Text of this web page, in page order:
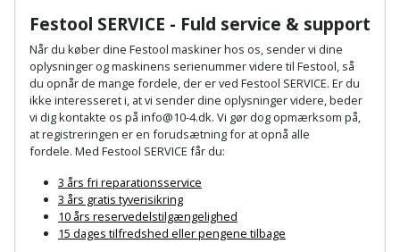
Tagpladeværktøj
Trekantsliber
Trekantslibertilbehør
Vægscanner
Varmekanon
Varmepistol
Festool SERVICE - Fuld service & support
Når du køber dine Festool maskiner hos os, sender vi dine
oplysninger og maskinens serienummer videre til Festool, så
du opnår de mange fordele, der er ved Festool SERVICE. Er du
ikke interesseret i, at vi sender dine oplysninger videre, beder
vi dig kontakte os på info@10-4.dk. Vi gør dog opmærksom på,
at registreringen er en forudsætning for at opnå alle
fordele. Med Festool SERVICE får du:
3 års fri reparationsservice
3 års gratis tyverisikring
10 års reservedelstilgængelighed
15 dages tilfredshed eller pengene tilbage